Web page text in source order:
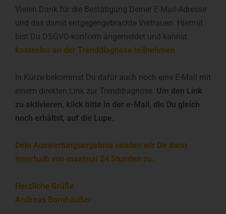
Vielen Dank für die Bestätigung Deiner E-Mail-Adresse
und das damit entgegengebrachte Vertrauen. Hiermit
bist Du DSGVO-konform angemeldet und kannst
kostenlos an der Trenddiagnose teilnehmen.
In Kürze bekommst Du dafür auch noch eine E-Mail mit
einem direkten Link zur Trenddiagnose. Um den Link
zu aktivieren, klick bitte in der e-Mail, die Du gleich
noch erhältst, auf die Lupe.
Dein Auswertungsergebnis senden wir Dir dann
innerhalb von maximal 24 Stunden zu.
Herzliche Grüße
Andreas Bornhäußer